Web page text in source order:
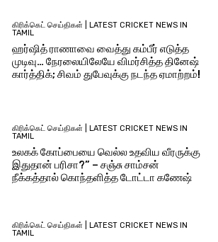
கிரிக்கெட் செய்திகள் | LATEST CRICKET NEWS IN
TAMIL
ஹர்ஷித் ராணாவை வைத்து கம்பீர் எடுத்த
முடிவு… நேரலையிலேயே விமர்சித்த தினேஷ்
கார்த்திக்; சிவம் துபேவுக்கு நடந்த ஏமாற்றம்!
கிரிக்கெட் செய்திகள் | LATEST CRICKET NEWS IN
TAMIL
உலகக் கோப்பையை வெல்ல உதவிய வீரருக்கு
இதுதான் பரிசா?” – சஞ்சு சாம்சன்
நீக்கத்தால் கொந்தளித்த டோட்டா கணேஷ்
கிரிக்கெட் செய்திகள் | LATEST CRICKET NEWS IN
TAMIL